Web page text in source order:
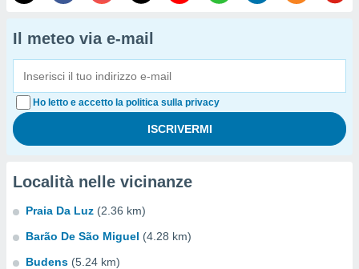
Il meteo via e-mail
Ho letto e accetto la politica sulla privacy
Località nelle vicinanze
Praia Da Luz (2.36 km)
Barão De São Miguel (4.28 km)
Budens (5.24 km)